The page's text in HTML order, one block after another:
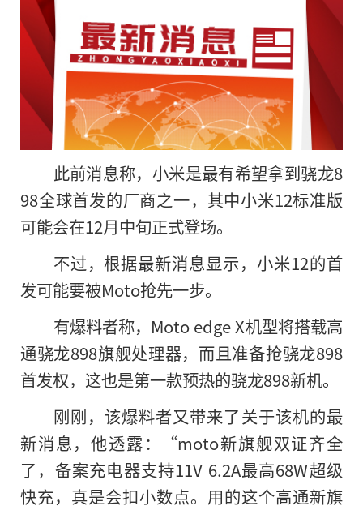
此前消息称，小米是最有希望拿到骁龙8
98全球首发的厂商之一，其中小米12标准版
可能会在12月中旬正式登场。
不过，根据最新消息显示，小米12的首
发可能要被Moto抢先一步。
有爆料者称，Moto edge X机型将搭载高
通骁龙898旗舰处理器，而且准备抢骁龙898
首发权，这也是第一款预热的骁龙898新机。
刚刚，该爆料者又带来了关于该机的最
新消息，他透露：“moto新旗舰双证齐全
了，备案充电器支持11V 6.2A最高68W超级
快充，真是会扣小数点。用的这个高通新旗